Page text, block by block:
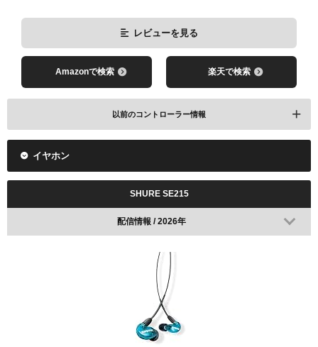
レビューを見る
Amazonで検索 楽天で検索
以前のコントローラー情報
イヤホン
SHURE SE215
配信情報 / 2026年